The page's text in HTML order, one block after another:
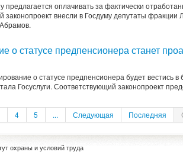
предлагается оплачивать за фактически
законопроект внесли в Госдуму депутаты
о статусе предпенсионера станет
о статусе предпенсионера будет вестись в
Госуслуги. Соответствующий законопроект
4 5 ... Следующая Последняя
охраны и условий труда